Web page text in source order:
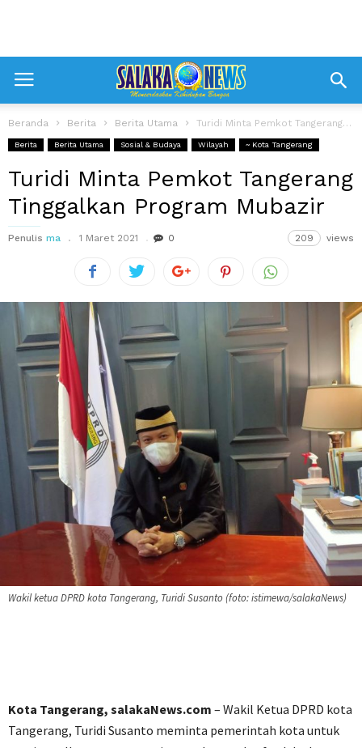
Beranda Berita Berita Utama Turidi Minta Pemkot Tangerang Tinggalkan Program Mubazir
Berita Berita Utama Sosial & Budaya Wilayah ~ Kota Tangerang
Turidi Minta Pemkot Tangerang
Tinggalkan Program Mubazir
Penulis ma 1 Maret 2021 0 209 views
Wakil ketua DPRD kota Tangerang, Turidi Susanto (foto: istimewa/salakaNews)
Kota Tangerang, salakaNews.com – Wakil Ketua DPRD kota
Tangerang, Turidi Susanto meminta pemerintah kota untuk